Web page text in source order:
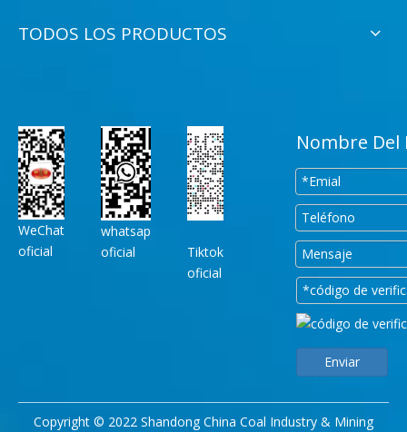
TODOS LOS PRODUCTOS
WeChat
oficial
whatsap
oficial
Tiktok
oficial
Nombre
Enviar
Copyright © 2022 Shandong China Coal Industry & Mining